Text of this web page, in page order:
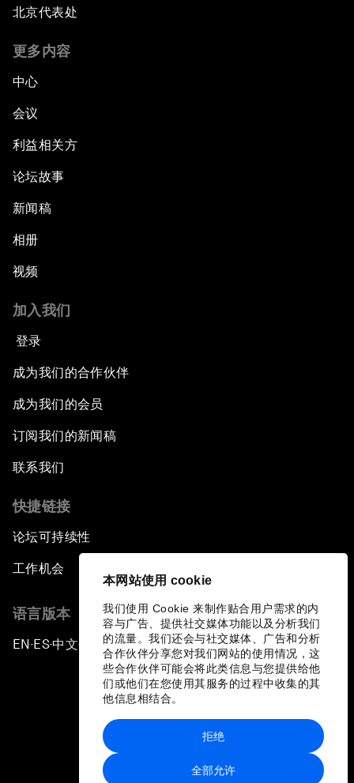
本网站使用 cookie
我们使用 Cookie 来制作贴合用户需求的内
容与广告、提供社交媒体功能以及分析我们
的流量。我们还会与社交媒体、广告和分析
合作伙伴分享您对我们网站的使用情况，这
些合作伙伴可能会将此类信息与您提供给他
们或他们在您使用其服务的过程中收集的其
他信息相结合。
全部允许
拒绝
北京代表处
更多内容
中心
会议
利益相关方
论坛故事
新闻稿
相册
视频
加入我们
登录
成为我们的合作伙伴
成为我们的会员
订阅我们的新闻稿
联系我们
快捷链接
论坛可持续性
工作机会
语言版本
EN ▪ES▪中文▪ 日本語
站点地图